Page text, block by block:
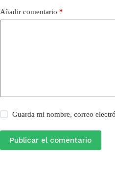
Añadir comentario *
Guarda mi nombre, correo
Publicar el comentario